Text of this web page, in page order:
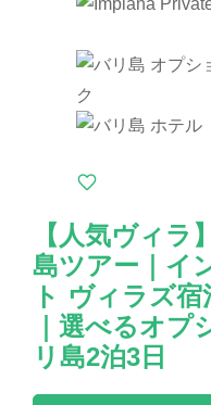
【人気ヴィラ
島ツアー｜イ
ト ヴィラズ
｜選べるオ
リ島2泊3日